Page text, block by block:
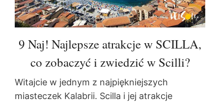
9 Naj! Najlepsze atrakcje w SCILLA,
co zobaczyć i zwiedzić w Scilli?
Witajcie w jednym z najpiękniejszych
miasteczek Kalabrii. Scilla i jej atrakcje